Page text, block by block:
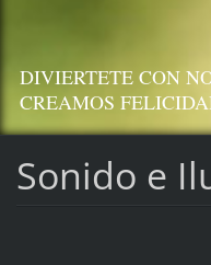
DIVIERTETE CON
CREAMOS
Sonido e